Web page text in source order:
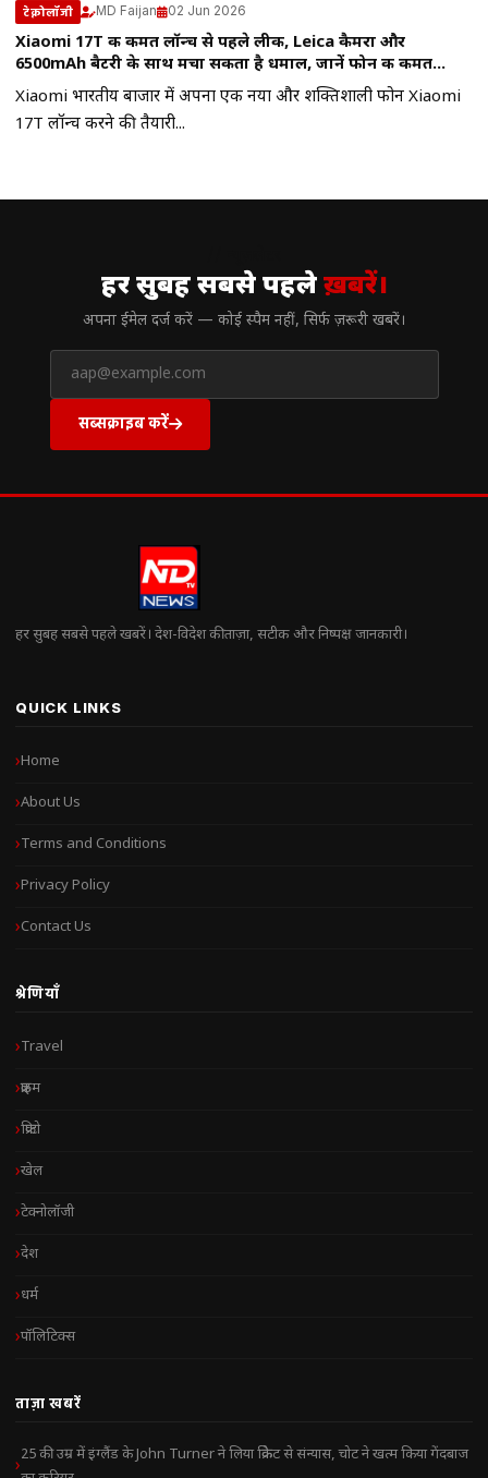
टेक्नोलॉजी MD Faijan 02 Jun 2026
Xiaomi 17T की कीमत लॉन्च से पहले लीक, Leica कैमरा और
6500mAh बैटरी के साथ मचा सकता है धमाल, जानें फोन की कीमत…
Xiaomi भारतीय बाजार में अपना एक नया और शक्तिशाली फोन Xiaomi
17T लॉन्च करने की तैयारी...
हर सुबह सबसे पहलेख़बरें।
अपना ईमेल दर्ज करें — कोई स्पैम नहीं, सिर्फ ज़रूरी खबरें।
सब्सक्राइब करें
हर सुबह सबसे पहले खबरें। देश-विदेश की ताज़ा, सटीक और निष्पक्ष जानकारी।
QUICK LINKS
Home
About Us
Terms and Conditions
Privacy Policy
Contact Us
श्रेणियाँ
Travel
क्राइम
क्रिप्टो
खेल
टेक्नोलॉजी
देश
धर्म
पॉलिटिक्स
ताज़ा खबरें
25 की उम्र में इंग्लैंड के John Turner ने लिया क्रिकेट से संन्यास, चोट ने खत्म किया गेंदबाज